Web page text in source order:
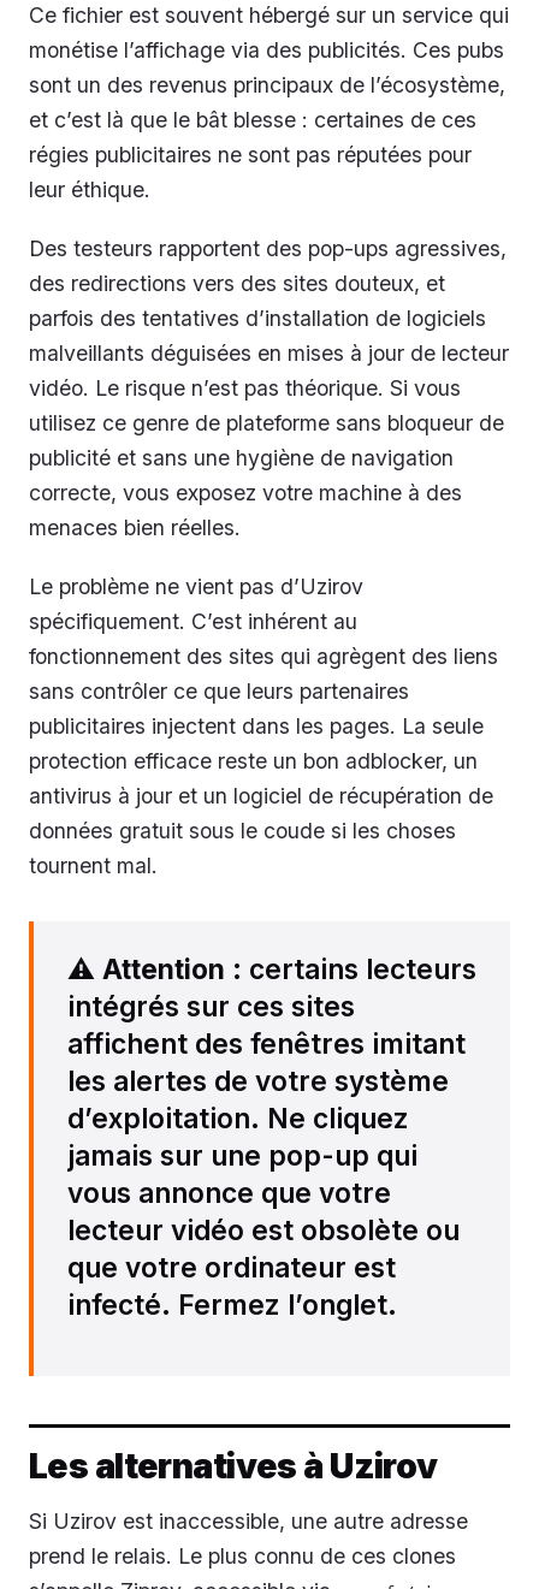
Ce fichier est souvent hébergé sur un service qui
monétise l’affichage via des publicités. Ces pubs
sont un des revenus principaux de l’écosystème,
et c’est là que le bât blesse : certaines de ces
régies publicitaires ne sont pas réputées pour
leur éthique.
Des testeurs rapportent des pop-ups agressives,
des redirections vers des sites douteux, et
parfois des tentatives d’installation de logiciels
malveillants déguisées en mises à jour de lecteur
vidéo. Le risque n’est pas théorique. Si vous
utilisez ce genre de plateforme sans bloqueur de
publicité et sans une hygiène de navigation
correcte, vous exposez votre machine à des
menaces bien réelles.
Le problème ne vient pas d’Uzirov
spécifiquement. C’est inhérent au
fonctionnement des sites qui agrègent des liens
sans contrôler ce que leurs partenaires
publicitaires injectent dans les pages. La seule
protection efficace reste un bon adblocker, un
antivirus à jour et un logiciel de récupération de
données gratuit sous le coude si les choses
tournent mal.
⚠️ Attention : certains lecteurs
intégrés sur ces sites
affichent des fenêtres imitant
les alertes de votre système
d’exploitation. Ne cliquez
jamais sur une pop-up qui
vous annonce que votre
lecteur vidéo est obsolète ou
que votre ordinateur est
infecté. Fermez l’onglet.
Les alternatives à Uzirov
Si Uzirov est inaccessible, une autre adresse
prend le relais. Le plus connu de ces clones